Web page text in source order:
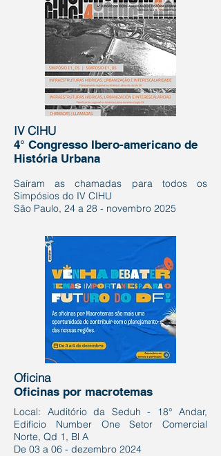
IV CIHU
4° Congresso Ibero-americano de
História Urbana
Saíram as chamadas para todos os
Simpósios do IV CIHU
São Paulo, 24 a 28 - novembro 2025
Oficina
Oficinas por macrotemas
Local: Auditório da Seduh - 18° Andar,
Edifício Number One Setor Comercial
Norte, Qd 1, Bl A
De 03 a 06 - dezembro 2024